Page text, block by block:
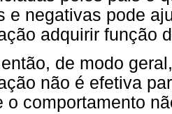
e negativas pode
adquirir função
de modo
não é efetiva
o comportamento